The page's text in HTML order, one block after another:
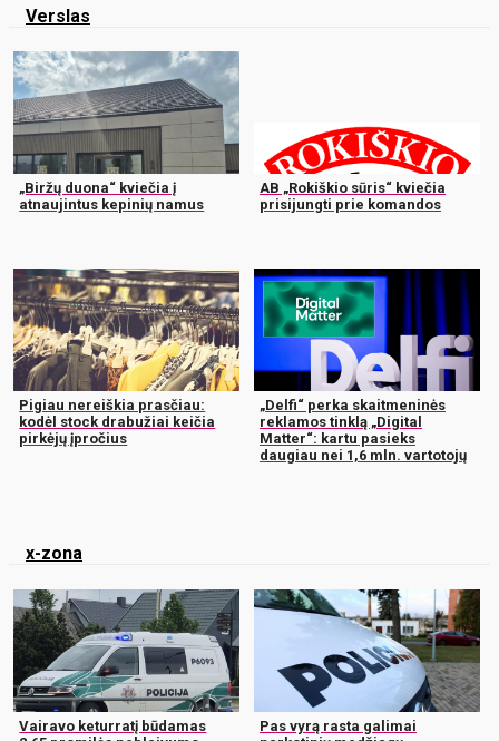
Verslas
„Biržų duona“ kviečia į
atnaujintus kepinių namus
AB „Rokiškio sūris“ kviečia
prisijungti prie komandos
Pigiau nereiškia prasčiau:
kodėl stock drabužiai keičia
pirkėjų įpročius
„Delfi“ perka skaitmeninės
reklamos tinklą „Digital
Matter“: kartu pasieks
daugiau nei 1,6 mln. vartotojų
x-zona
Vairavo keturratį būdamas
Pas vyrą rasta galimai